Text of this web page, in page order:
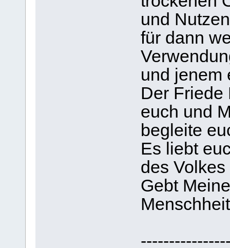
und
für dann
und jenem
Der Friede
euch und
begleite
Es liebt
des Volkes
Gebt